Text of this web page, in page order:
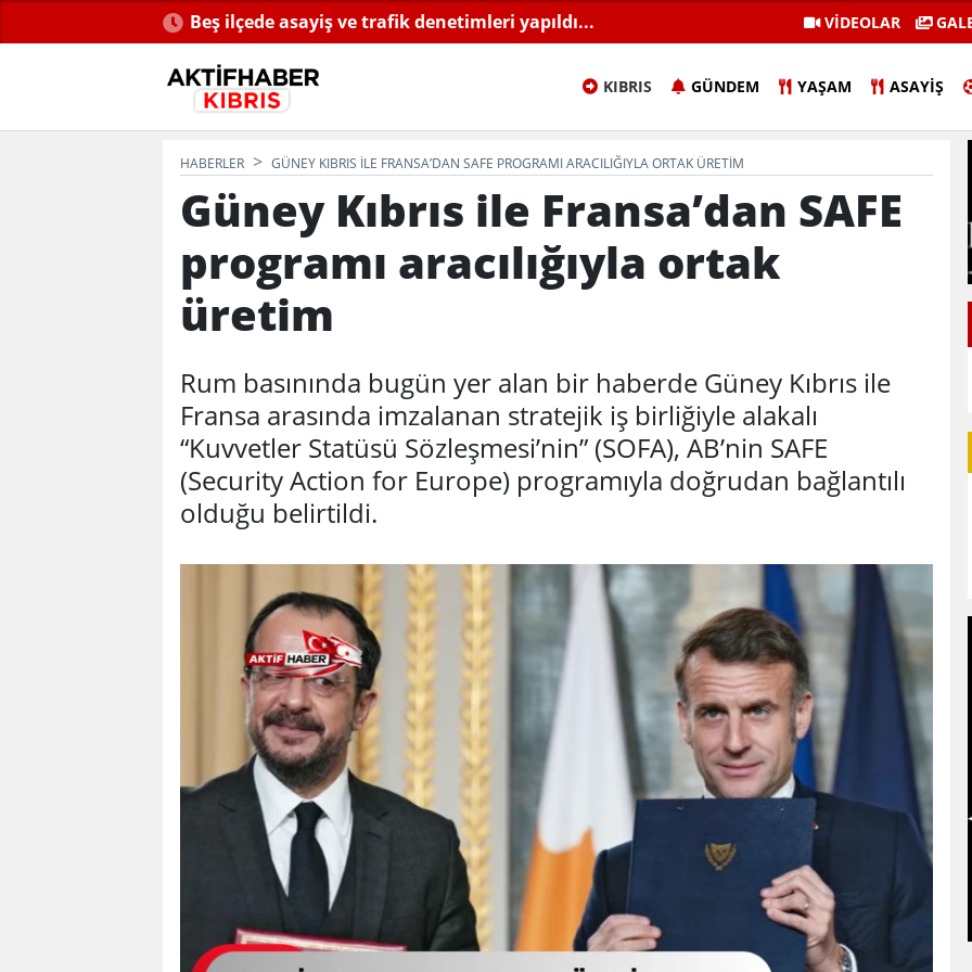
MHP’li Ersoy: "Dünkü Cumhurbaşkanı adaylarına bugün ‘hain
Kemal’ diye bağırıyorlar"
Geçitköy'deki işletmeciye
tutuklu var
VİDEOLAR
KIBRIS GÜNDEM YAŞAM ASAYIŞ
HABERLER GÜNEY KIBRIS ILE FRANSA’DAN SAFE PROGRAMI ARACILIĞIYLA ORTAK ÜRETIM
Güney Kıbrıs ile Fransa’dan SAFE
programı aracılığıyla ortak
üretim
Rum basınında bugün yer alan bir haberde Güney Kıbrıs ile
Fransa arasında imzalanan stratejik iş birliğiyle alakalı
“Kuvvetler Statüsü Sözleşmesi’nin” (SOFA), AB’nin SAFE
(Security Action for Europe) programıyla doğrudan bağlantılı
olduğu belirtildi.